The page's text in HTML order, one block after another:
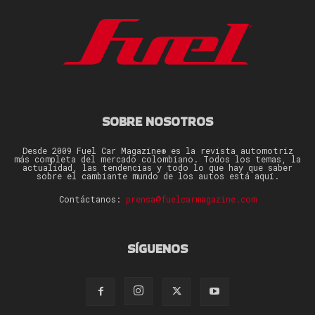
SOBRE NOSOTROS
Desde 2009 Fuel Car Magazine® es la revista automotriz
más completa del mercado colombiano. Todos los temas, la
actualidad, las tendencias y todo lo que hay que saber
sobre el cambiante mundo de los autos está aquí.
Contáctanos: prensa@fuelcarmagazine.com
SÍGUENOS